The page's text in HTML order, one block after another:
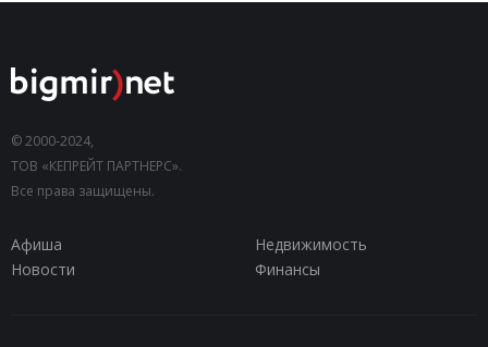
© 2000-2024,
ТОВ «КЕПРЕЙТ ПАРТНЕРС».
Все права защищены.
Афиша
Недвижимость
Новости
Финансы